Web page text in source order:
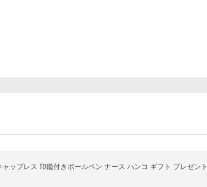
ップレス 印鑑付きボールペン ナース ハンコ ギフト プレゼント